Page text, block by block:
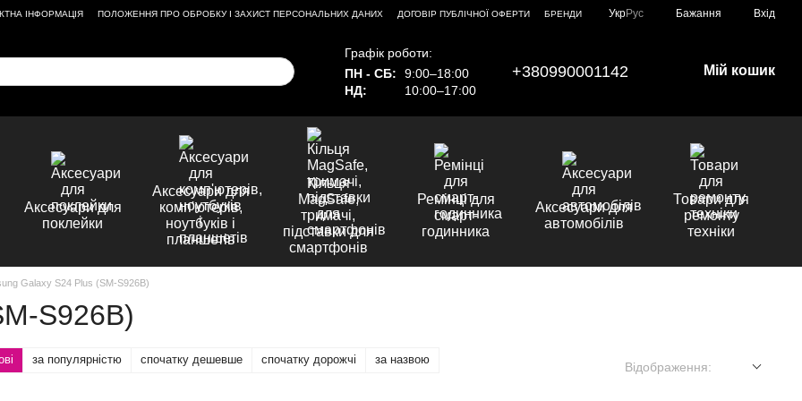
ІНФОРМАЦІЯ ПОЛОЖЕННЯ ПРО ОБРОБКУ І ЗАХИСТ ПЕРСОНАЛЬНИХ ДАНИХ ДОГОВІР ПУБЛІЧНОЇ ОФЕРТИ
БРЕНДИ
УкрРус Бажання Вхід
Графік роботи:
ПН - СБ:
9:00–18:00
НД:
10:00–17:00
+380990001142 Мій кошик
Аксесуари для
поклейки
Аксесуари для
комп'ютерів,
ноутбуків і
планшетів
Кільця
MagSafe,
тримачі,
підставки для
смартфонів
Ремінці для
смарт-
годинника
Аксесуари для
автомобілів
Товари для
ремонту
техніки
Galaxy S24 Plus (SM-S926B)
S926B)
за популярністю спочатку дешевше спочатку дорожчі за назвою
Відображення: